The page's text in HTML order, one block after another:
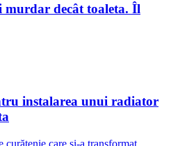
decât toaleta. Îl
instalarea unui radiator